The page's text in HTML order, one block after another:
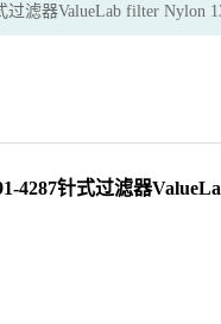
滤器ValueLab filter Nylon
4287针式过滤器